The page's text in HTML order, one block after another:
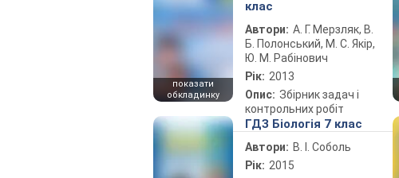
показати
обкладинку
клас
Автори: А. Г. Мерзляк, В.
Б. Полонський, М. С. Якір,
Ю. М. Рабінович
Рік: 2013
Опис: Збірник задач і
контрольних робіт
ГДЗ Біологія 7 клас
Автори: В. І. Соболь
Рік: 2015